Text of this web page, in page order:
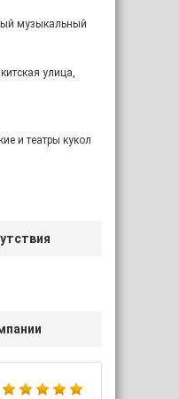
музыкальный
улица,
и театры кукол